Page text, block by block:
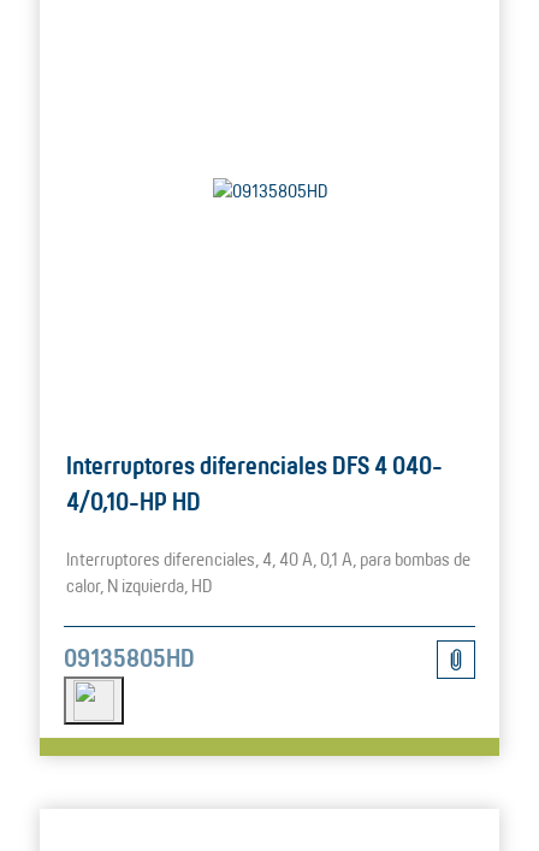
Interruptores diferenciales DFS 4 040-
4/0,10-HP HD
Interruptores diferenciales, 4, 40 A, 0,1 A, para bombas de
calor, N izquierda, HD
09135805HD